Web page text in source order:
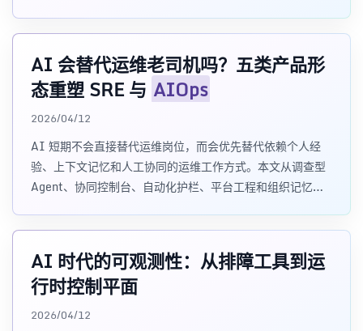
AI 会替代运维老司机吗？五类产品形
态重塑 SRE 与 AIOps
2026/04/12
AI 短期不会直接替代运维岗位，而会优先替代依赖个人经
验、上下文记忆和人工协同的运维工作方式。本文从调查型
Agent、协同控制台、自动化护栏、平台工程和组织记忆系
如何重塑运维体系。
AI 时代的可观测性：从排障工具到运
行时控制平面
2026/04/12